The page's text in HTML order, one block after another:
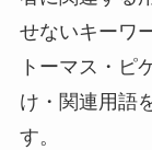
せないキーワ
トーマス・ピ
け・関連用語
す。